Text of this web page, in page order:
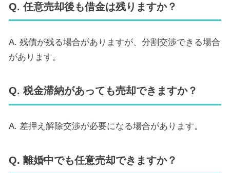
Q. 任意売却後も借金は残りますか？
A. 残債が残る場合がありますが、分割交渉できる場合
があります。
Q. 税金滞納があっても売却できますか？
A. 差押え解除交渉が必要になる場合があります。
Q. 離婚中でも任意売却できますか？